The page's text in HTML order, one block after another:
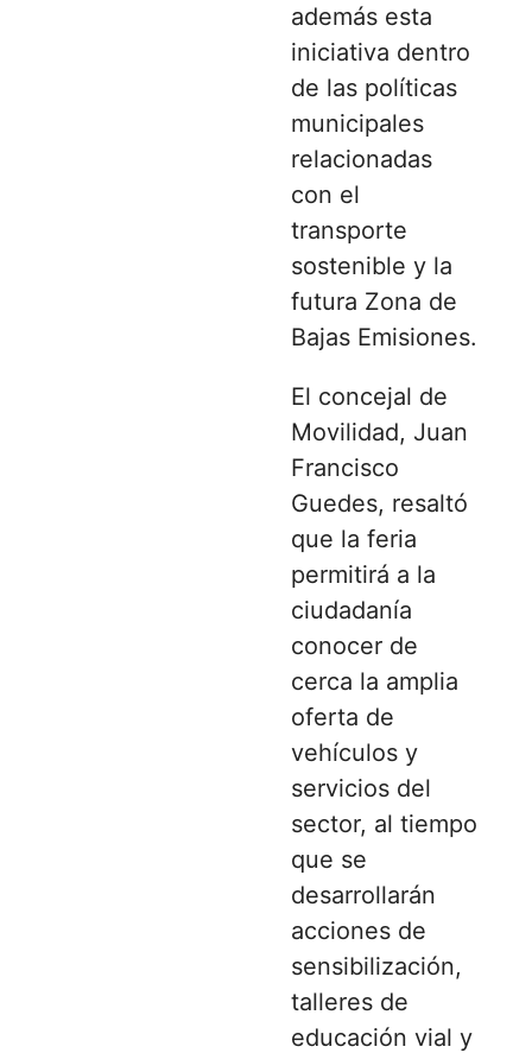
además esta
iniciativa dentro
de las políticas
municipales
relacionadas
con el
transporte
sostenible y la
futura Zona de
Bajas Emisiones.
El concejal de
Movilidad, Juan
Francisco
Guedes, resaltó
que la feria
permitirá a la
ciudadanía
conocer de
cerca la amplia
oferta de
vehículos y
servicios del
sector, al tiempo
que se
desarrollarán
acciones de
sensibilización,
talleres de
educación vial y